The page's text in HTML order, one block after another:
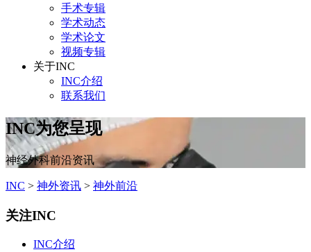
手术专辑
学术动态
学术论文
视频专辑
关于INC
INC介绍
联系我们
INC为您呈现
神经外科前沿资讯
INC > 神外资讯 > 神外前沿
关注INC
INC介绍